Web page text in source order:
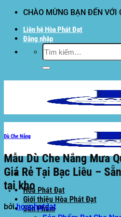
dung
CHÀO MỪNG BẠN ĐẾN VỚI
Liên hệ Hòa Phát Đạt
Đăng nhập
Tìm
kiếm:
Hòa Phát Đạt
Giới thiệu Hòa Phát Đạt
Sản Phẩm
Dù Che Nắng
Mẫu Dù Che Nắng Mưa
Giá Rẻ Tại Bạc Liêu –
tại kho
bởihoaphatdat